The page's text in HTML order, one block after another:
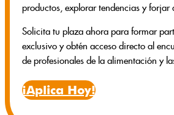
productos, explorar tendencias y forjar
Solicita tu plaza ahora para formar
exclusivo y obtén acceso directo al
de profesionales de la alimentación y
¡Aplica Hoy!